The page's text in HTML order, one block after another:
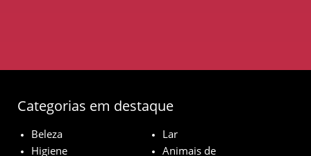
Categorias em destaque
Beleza
Lar
Higiene
Animais de